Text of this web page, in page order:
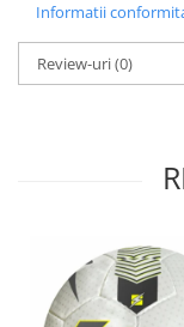
Informatii
Review-uri(0)